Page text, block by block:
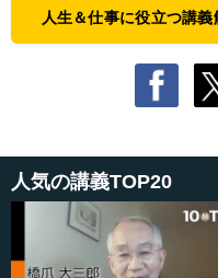
人生＆仕事に役立つ講義
人気の講義TOP20